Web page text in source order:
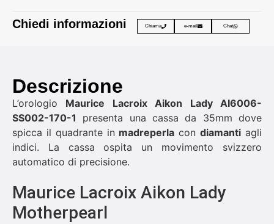
Chiedi informazioni Chiama e-mail Chat
Descrizione
L’orologio Maurice Lacroix Aikon Lady AI6006-
SS002-170-1 presenta una cassa da 35mm dove
spicca il quadrante in madreperla condiamanti agli
indici. La cassa ospita un movimento svizzero
automatico di precisione.
Maurice Lacroix Aikon Lady
Motherpearl